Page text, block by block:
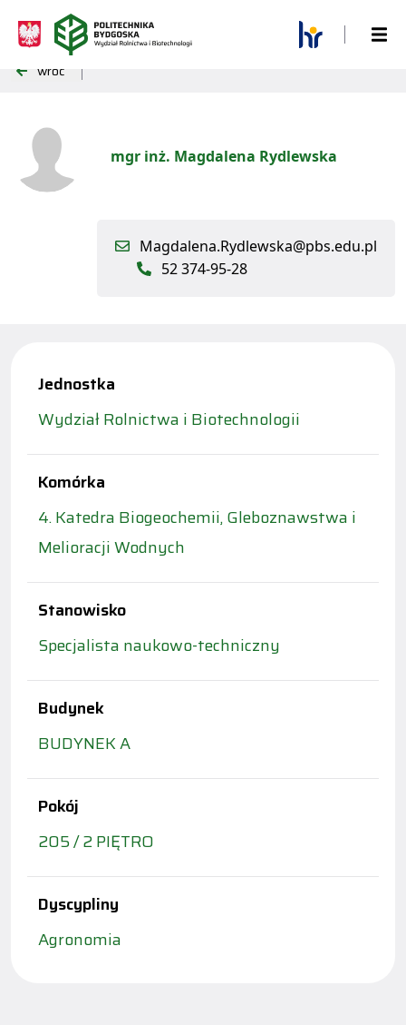
wróć
mgr inż. Magdalena Rydlewska
Magdalena.Rydlewska@pbs.edu.pl
52 374-95-28
Jednostka
Wydział Rolnictwa i Biotechnologii
Komórka
4. Katedra Biogeochemii, Gleboznawstwa i
Melioracji Wodnych
Stanowisko
Specjalista naukowo-techniczny
Budynek
BUDYNEK A
Pokój
205 / 2 PIĘTRO
Dyscypliny
Agronomia